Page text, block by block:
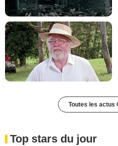
Toutes les actus
Top stars du jour